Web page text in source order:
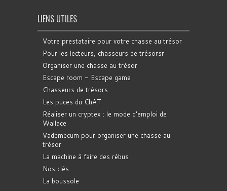
LIENS UTILES
Votre prestataire pour votre chasse au trésor
Pour les lecteurs, chasseurs de trésorsr
Organiser une chasse au trésor
Escape room - Escape game
Chasseurs de trésors
Les puces du ChAT
Réaliser un cryptex : le mode d'emploi de
Wallace
Vademecum pour organiser une chasse au
trésor
La machine à faire des rébus
Nos clés
La boussole